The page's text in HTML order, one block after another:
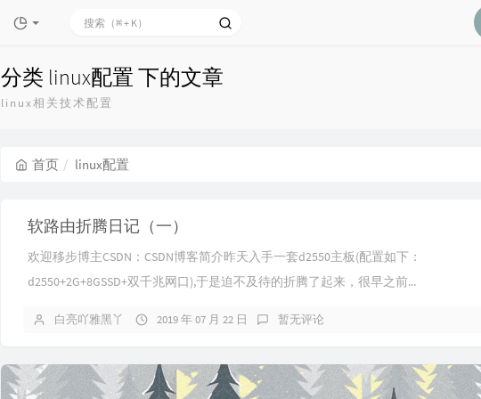
分类 linux配置 下的文章
linux相关技术配置
首页 linux配置
软路由折腾日记（一）
欢迎移步博主CSDN：CSDN博客简介昨天入手一套d2550主板(配置如下：
d2550+2G+8GSSD+双千兆网口),于是迫不及待的折腾了起来，很早之前...
白亮吖雅黑丫 2019 年 07 月 22 日 暂无评论